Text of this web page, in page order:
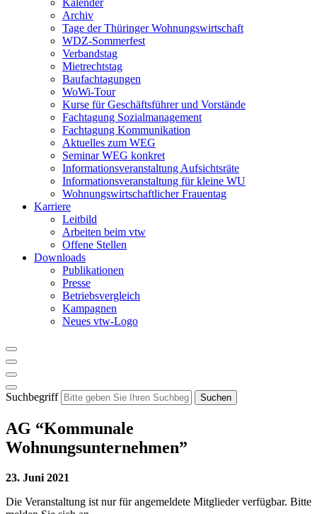
Kalender
Archiv
Tage der Thüringer Wohnungswirtschaft
WDZ-Sommerfest
Verbandstag
Mietrechtstag
Baufachtagungen
WoWi-Tour
Kurse für Geschäftsführer und Vorstände
Fachtagung Sozialmanagement
Fachtagung Kommunikation
Aktuelles zum WEG
Seminar WEG konkret
Informationsveranstaltung Aufsichtsräte
Informationsveranstaltung für kleine WU
Wohnungswirtschaftlicher Frauentag
Karriere
Leitbild
Arbeiten beim vtw
Offene Stellen
Downloads
Publikationen
Presse
Betriebsvergleich
Kampagnen
Neues vtw-Logo
Suchbegriff Suchen
AG “Kommunale
Wohnungsunternehmen”
23. Juni 2021
Die Veranstaltung ist nur für angemeldete Mitglieder verfügbar. Bitte